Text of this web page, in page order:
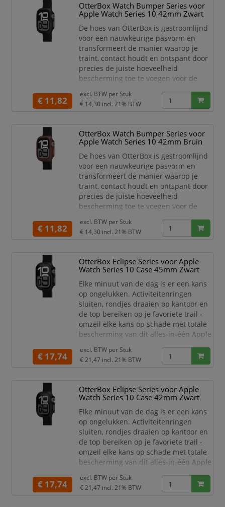
Thermoplastic polyurethaan
(TPU)
Veiligheidsfunties Valbestendig
Type schermbeschermer
Doorzichtige schermbeschermer
OtterBox Watch Bumper Series voor
Apple Watch Series 10 42mm Zwart
De hoes van OtterBox is gestroomlijnd
voor een nauwkeurige pasvorm en
transformeert de manier waarop je
traint, contact houdt en ontspant door
precies de juiste hoeveelheid
bescherming toe te voegen voor de
bewegingsdoelen, mis nooit meer een
oproep of sms en maximaliseer elke
maken over het barsten van de display
van je Apple Watch. De gladde
bumperblokken van de OtterBo
€ 11,82
excl. BTW per Stuk
€ 14,30 incl. 21% BTW
OtterBox Watch Bumper Series voor
Apple Watch Series 10 42mm Bruin
De hoes van OtterBox is gestroomlijnd
voor een nauwkeurige pasvorm en
transformeert de manier waarop je
traint, contact houdt en ontspant door
precies de juiste hoeveelheid
bescherming toe te voegen voor de
bewegingsdoelen, mis nooit meer een
oproep of sms en maximaliseer elke
maken over het barsten van de display
van je Apple Watch. De gladde
€ 11,82
excl. BTW per Stuk
€ 14,30 incl. 21% BTW
OtterBox Eclipse Series voor Apple
Watch Series 10 Case 45mm Zwart
Elke minuut van de dag is er een kans
op ongelukken. Activiteitenringen
sluiten, rondjes draaien op kantoor en
de top bereiken op je favoriete trail -
omzeil elke kans op schade met totale
bescherming van dit alles-in-één Apple
Eclipse Case voor Apple Watch
integreert een slanke stootrand met
samenwerken om je horloge in
topconditie te houden. Met zijn
€ 17,74
excl. BTW per Stuk
€ 21,47 incl. 21% BTW
OtterBox Eclipse Series voor Apple
Watch Series 10 Case 42mm Zwart
Elke minuut van de dag is er een kans
op ongelukken. Activiteitenringen
sluiten, rondjes draaien op kantoor en
de top bereiken op je favoriete trail -
omzeil elke kans op schade met totale
bescherming van dit alles-in-één Apple
Eclipse Case voor Apple Watch
integreert een slanke stootrand met
€ 17,74
excl. BTW per Stuk
€ 21,47 incl. 21% BTW